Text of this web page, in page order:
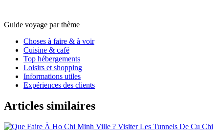
goûter aux spécialités vietnamiennes tout en parcourant les
rues animées de la ville. Vous aurez aussi le temps de faire
une excursion d’une journée vers le delta du Mékong ou les
tunnels de Cu Chi.
Pour un séjour plus court,
Ville permettent de découvrir les incontournables. Si vous
souhaitez approfondir votre expérience,
Villevous donneront l’occasion d’explorer les quartiers
authentiques, les musées et de vivre la ville comme un